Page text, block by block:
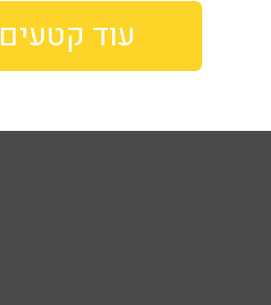
עוד קטעים